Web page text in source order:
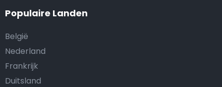
Populaire Landen
België
Nederland
Frankrijk
Duitsland